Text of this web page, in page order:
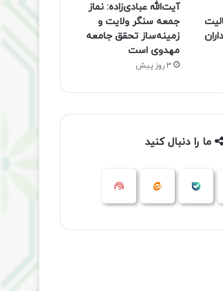
آیت‌الله عبادی‌زاده: نماز
جمعه سنگر ولایت و
زمینه‌ساز تحقق جامعه
مهدوی است
3 روز پیش
ما را دنبال کنید
اینستاگرام ایتا